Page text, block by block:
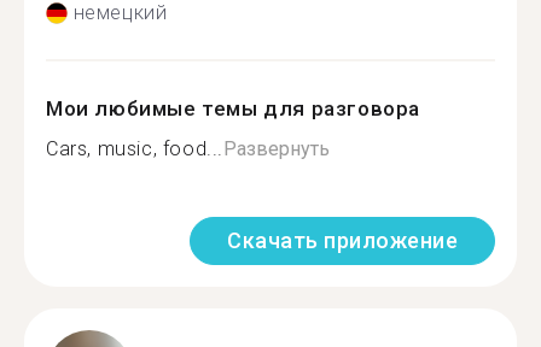
немецкий
Мои любимые темы для разговора
Cars, music, food...Развернуть
Скачать приложение